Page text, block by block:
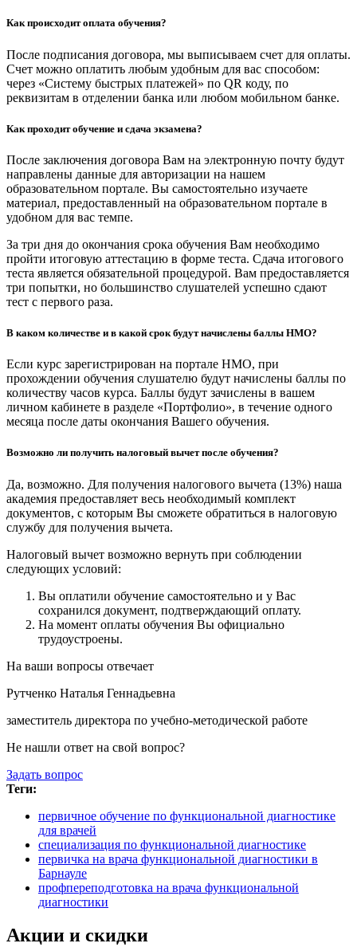
Как происходит оплата обучения?
После подписания договора, мы выписываем счет для оплаты.
Счет можно оплатить любым удобным для вас способом:
через «Систему быстрых платежей» по QR коду, по
реквизитам в отделении банка или любом мобильном банке.
Как проходит обучение и сдача экзамена?
После заключения договора Вам на электронную почту будут
направлены данные для авторизации на нашем
образовательном портале. Вы самостоятельно изучаете
материал, предоставленный на образовательном портале в
удобном для вас темпе.
За три дня до окончания срока обучения Вам необходимо
пройти итоговую аттестацию в форме теста. Сдача итогового
теста является обязательной процедурой. Вам предоставляется
три попытки, но большинство слушателей успешно сдают
тест с первого раза.
В каком количестве и в какой срок будут начислены баллы НМО?
Если курс зарегистрирован на портале НМО, при
прохождении обучения слушателю будут начислены баллы по
количеству часов курса. Баллы будут зачислены в вашем
личном кабинете в разделе «Портфолио», в течение одного
месяца после даты окончания Вашего обучения.
Возможно ли получить налоговый вычет после обучения?
Да, возможно. Для получения налогового вычета (13%) наша
академия предоставляет весь необходимый комплект
документов, с которым Вы сможете обратиться в налоговую
службу для получения вычета.
Налоговый вычет возможно вернуть при соблюдении
следующих условий:
Вы оплатили обучение самостоятельно и у Вас
сохранился документ, подтверждающий оплату.
На момент оплаты обучения Вы официально
трудоустроены.
На ваши вопросы отвечает
Рутченко Наталья Геннадьевна
заместитель директора по учебно-методической работе
Не нашли ответ на свой вопрос?
Задать вопрос
Теги:
первичное обучение по функциональной диагностике
для врачей
специализация по функциональной диагностике
первичка на врача функциональной диагностики в
Барнауле
профпереподготовка на врача функциональной
диагностики
Акции и скидки